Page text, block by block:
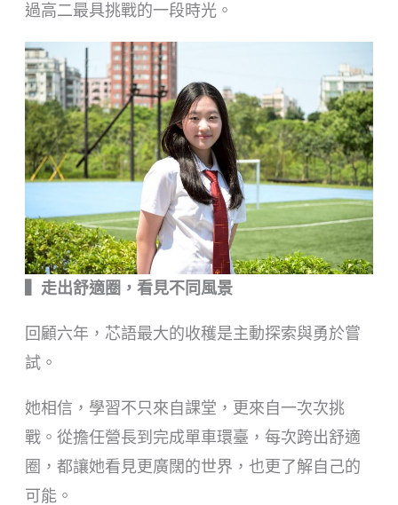
過高二最具挑戰的一段時光。
▍走出舒適圈，看見不同風景
回顧六年，芯語最大的收穫是主動探索與勇於嘗
試。
她相信，學習不只來自課堂，更來自一次次挑
戰。從擔任營長到完成單車環臺，每次跨出舒適
圈，都讓她看見更廣闊的世界，也更了解自己的
可能。